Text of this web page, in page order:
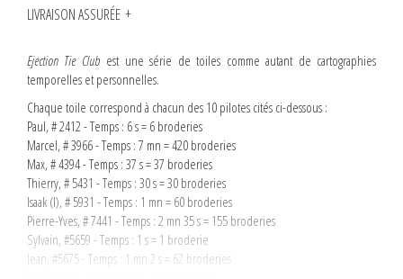
LIVRAISON ASSURÉE
Ejection Tie Clubest une série de toiles comme autant de cartographies
temporelles et personnelles.
Chaque toile correspond à chacun des 10 pilotes cités ci-dessous :
Paul, # 2412 - Temps : 6 s = 6 broderies
Marcel, # 3966 - Temps : 7 mn = 420 broderies
Max, # 4394 - Temps : 37 s = 37 broderies
Thierry, # 5431 - Temps : 30 s = 30 broderies
Isaak (I), # 5931 - Temps : 1 mn = 60 broderies
Pierre-Yves, # 7441 - Temps : 2 mn 35 s = 155 broderies
Sylvain, #5659 - Temps : 1 s = 1 broderie
Jean, #5675 - Temps : 1 mn 2 s = 62 broderies